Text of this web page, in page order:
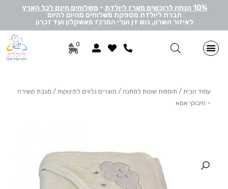
10% הנחה לרוכשים מארז ליולדת - משלוחים חינם לכל הארץ
חברת ליולדת מספקת משלוחים מהיום להיום
לאיזור השרון, גוש דן וערי המרכז מאשקלון ועד זכרון
0
עמוד הבית / תוספות שונות למתנה / מוצרים נלווים לתינוקות / מגבת קשירה
– חיבוקי אמא